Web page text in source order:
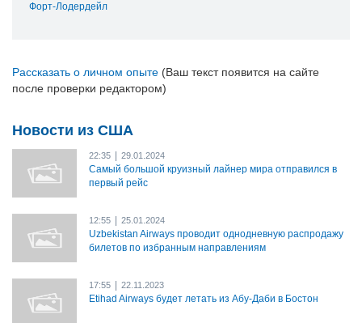
Форт-Лодердейл
Рассказать о личном опыте (Ваш текст появится на сайте
после проверки редактором)
Новости из США
22:35 29.01.2024
Самый большой круизный лайнер мира отправился в
первый рейс
12:55 25.01.2024
Uzbekistan Airways проводит однодневную распродажу
билетов по избранным направлениям
17:55 22.11.2023
Etihad Airways будет летать из Абу-Даби в Бостон